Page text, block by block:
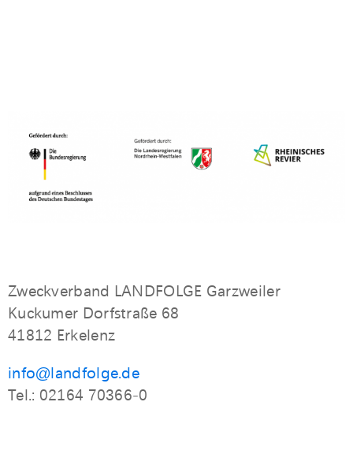
Zweckverband LANDFOLGE Garzweiler
Kuckumer Dorfstraße 68
41812 Erkelenz
info@landfolge.de
Tel.: 02164 70366-0